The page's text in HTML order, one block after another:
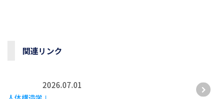
関連リンク
2026.07.01